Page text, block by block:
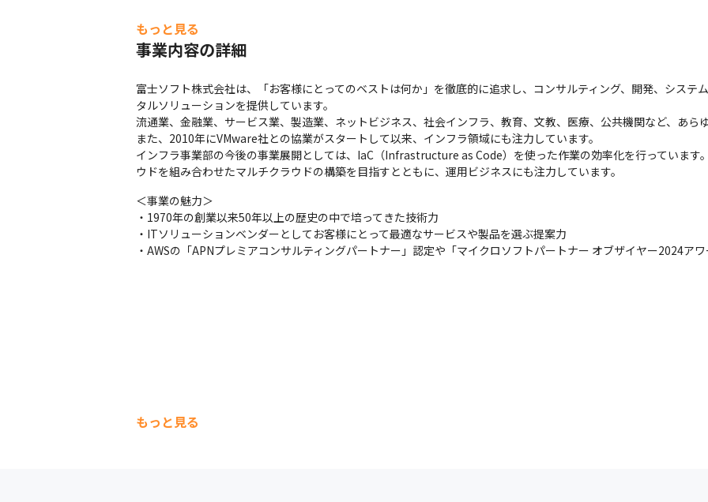
もっと見る
事業内容の詳細
富士ソフト株式会社は、「お客様にとってのベストは何か」を徹底的に追求し、コンサルティング、開発、システ
タルソリューションを提供しています。
流通業、金融業、サービス業、製造業、ネットビジネス、社会インフラ、教育、文教、医療、公共機関など、あら
また、2010年にVMware社との協業がスタートして以来、インフラ領域にも注力しています。
インフラ事業部の今後の事業展開としては、IaC（Infrastructure as Code）を使った作業の効率化を行っています
ウドを組み合わせたマルチクラウドの構築を目指すとともに、運用ビジネスにも注力しています。
＜事業の魅力＞
・1970年の創業以来50年以上の歴史の中で培ってきた技術力
・ITソリューションベンダーとしてお客様にとって最適なサービスや製品を選ぶ提案力
・AWSの「APNプレミアコンサルティングパートナー」認定や「マイクロソフトパートナー オブザイヤー2024ア
もっと見る